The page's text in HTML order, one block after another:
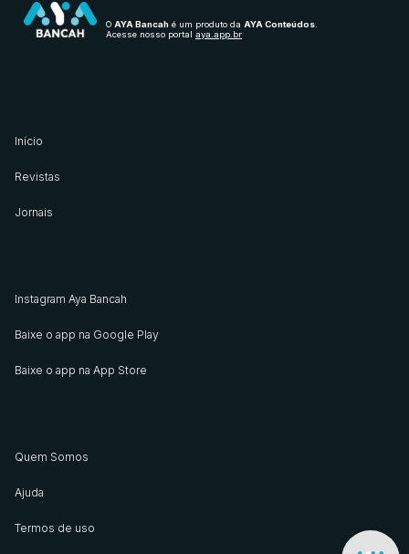
O AYA Bancah é um produto da AYA Conteúdos.
Acesse nosso portal aya.app.br
Início
Revistas
Jornais
Instagram Aya Bancah
Baixe o app na Google Play
Baixe o app na App Store
Quem Somos
Ajuda
Termos de uso